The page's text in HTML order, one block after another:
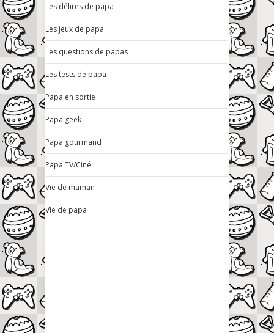
Les délires de papa
Les jeux de papa
Les questions de papas
Les tests de papa
Papa en sortie
Papa geek
Papa gourmand
Papa TV/Ciné
Vie de maman
Vie de papa